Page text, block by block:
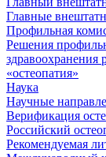
Главные
Профильная
Решения
здравоохранения
«остеопатия»
Наука
Научные
Верификация
Российский
Рекомендуемая